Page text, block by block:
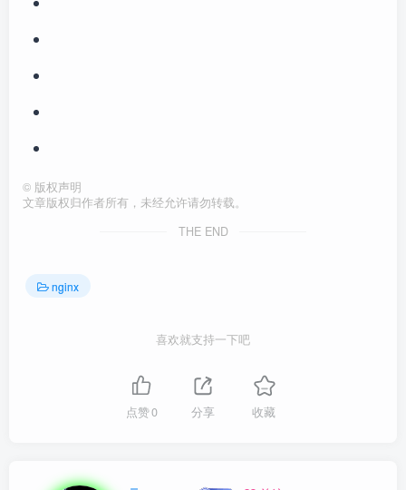
© 版权声明
文章版权归作者所有，未经允许请勿转载。
THE END
nginx
喜欢就支持一下吧
点赞0 分享 收藏